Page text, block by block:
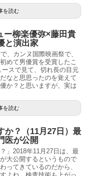
を読む
ー柳楽優弥×藤田貴
と演出家
、カンヌ国際映画祭で、
めて男優賞を受賞したこ
スで見て、切れ長の目元
なと思思ったのを覚えて
か？と思いますが、実は
を読む
か？（11月27日）最
医が公開
」2018年11月27日は、最
大公開するというもので
ってきているのだから、